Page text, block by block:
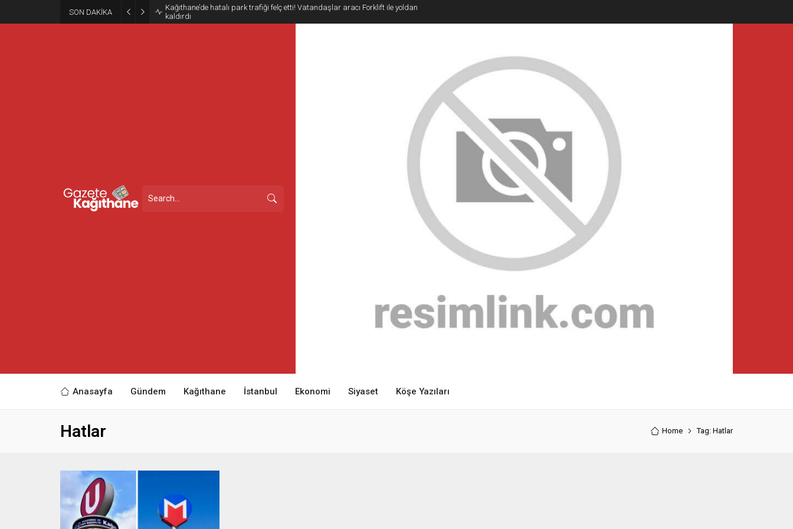
SON DAKİKA
Kağıthane’de hatalı park trafiği felç etti! Vatandaşlar aracı Forklift ile yoldan
kaldırdı
Anasayfa Gündem Kağıthane İstanbul Ekonomi Siyaset Köşe Yazıları
Hatlar Home Tag: Hatlar